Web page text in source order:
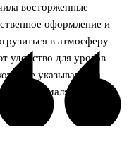
восторженные
оформление и
в атмосферу
удобство для уроков
указывают на
это не умаляет общего